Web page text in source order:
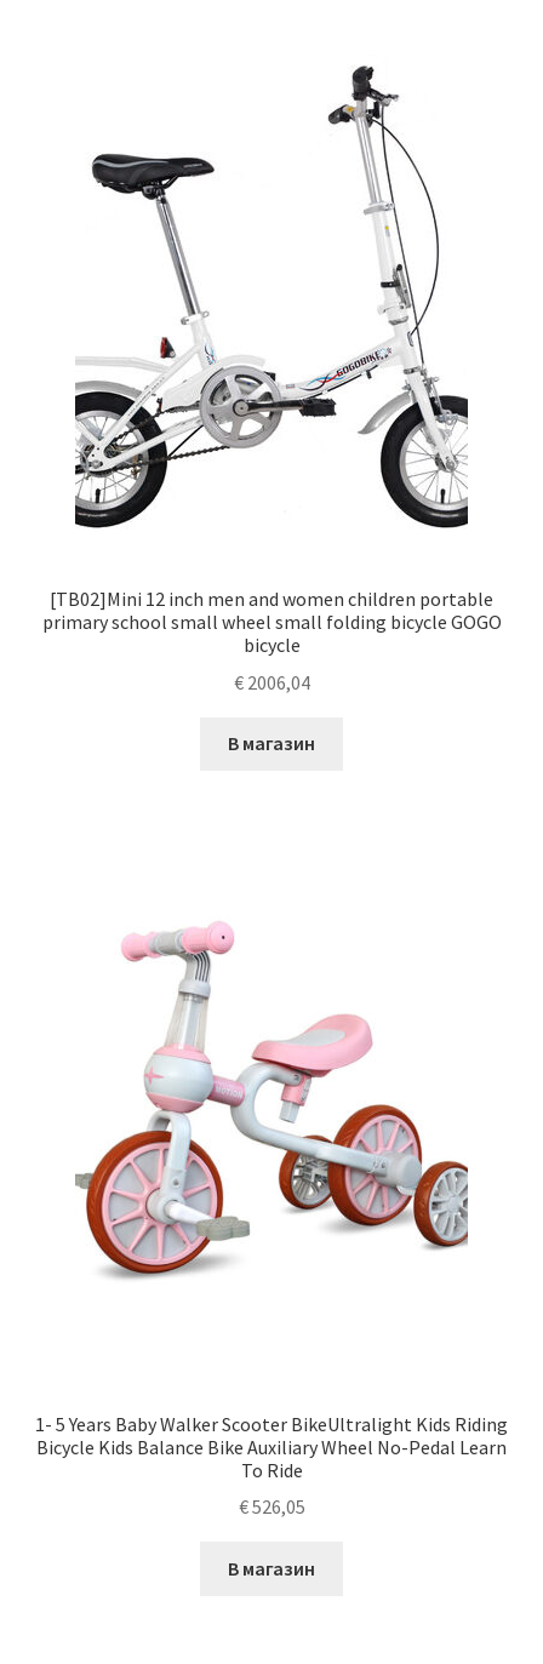
[TB02]Mini 12 inch men and women children portable
primary school small wheel small folding bicycle GOGO
bicycle
€2006,04
В магазин
1- 5 Years Baby Walker Scooter BikeUltralight Kids Riding
Bicycle Kids Balance Bike Auxiliary Wheel No-Pedal Learn
To Ride
€526,05
В магазин